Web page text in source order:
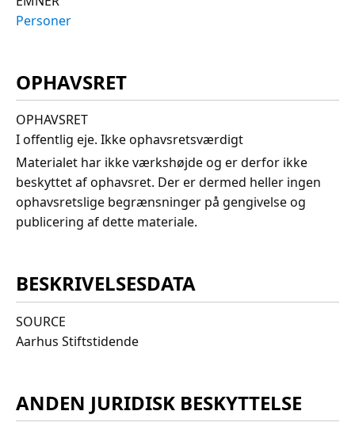
Personer
OPHAVSRET
OPHAVSRET
I offentlig eje. Ikke ophavsretsværdigt
Materialet har ikke værkshøjde og er derfor ikke
beskyttet af ophavsret. Der er dermed heller ingen
ophavsretslige begrænsninger på gengivelse og
publicering af dette materiale.
BESKRIVELSESDATA
SOURCE
Aarhus Stiftstidende
ANDEN JURIDISK BESKYTTELSE